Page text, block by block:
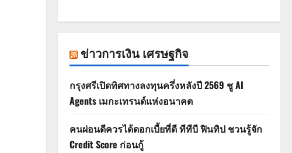
ข่าวการเงิน เศรษฐกิจ
กรุงศรีเปิดทิศทางลงทุนครึ่งหลังปี 2569 ชู AI
Agents เมกะเทรนด์แห่งอนาคต
คนผ่อนดีควรได้ดอกเบี้ยที่ดี ทีทีบี ฟินทิป ชวนรู้จัก
Credit Score ก่อนกู้